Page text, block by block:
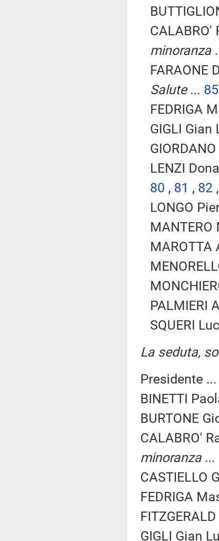
CALABRO'
minoranza
FARAONE
Salute... 85
FEDRIGA
GIGLI Gian
LENZI
80 , 81 , 82
LONGO
MAROTTA
PALMIERI
SQUERI
La seduta,
Presidente
BINETTI
BURTONE
CALABRO'
minoranza...
CASTIELLO
FEDRIGA
GIGLI Gian